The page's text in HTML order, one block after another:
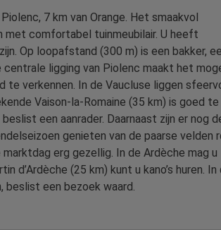
7 km van Orange. Het smaakvol
met comfortabel tuinmeubilair. U heeft
Op loopafstand (300 m) is een bakker,
ligging van Piolenc maakt het
te verkennen. In de Vaucluse liggen
Vaison-la-Romaine (35 km) is goed te
een aanrader. Daarnaast zijn er nog
genieten van de paarse velden
erg gezellig. In de Ardèche mag u
d’Ardèche (25 km) kunt u kano’s huren. In
beslist een bezoek waard.